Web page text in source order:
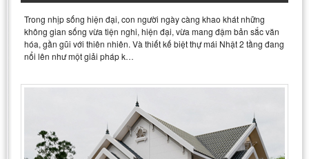
Trong nhịp sống hiện đại, con người ngày càng khao khát những
không gian sống vừa tiện nghi, hiện đại, vừa mang đậm bản sắc văn
hóa, gần gũi với thiên nhiên. Và thiết kế biệt thự mái Nhật 2 tầng đang
nổi lên như một giải pháp k…